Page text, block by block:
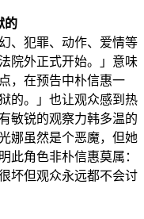
的
、犯罪、动作、爱情等
院外正式开始。」意味
，在预告中朴信惠一
的。」也让观众感到热
敏锐的观察力韩多温的
娜虽然是个恶魔，但她
此角色非朴信惠莫属：
坏但观众永远都不会讨